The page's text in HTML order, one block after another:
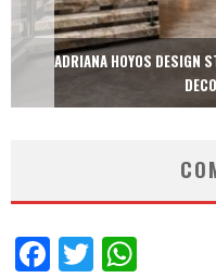
ADRIANA HOYOS DESIGN
Facebook
Twitter